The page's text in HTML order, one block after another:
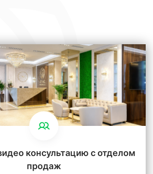
консультацию с отделом
продаж